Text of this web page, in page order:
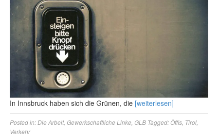
In Innsbruck haben sich die Grünen, die [weiterlesen]
Posted in:Die Arbeit, Gewerkschaftliche Linke GLB Tagged:Öffis Tirol
Verkehr